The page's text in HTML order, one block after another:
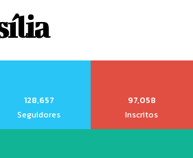
128,657
Seguidores
97,058
Inscritos